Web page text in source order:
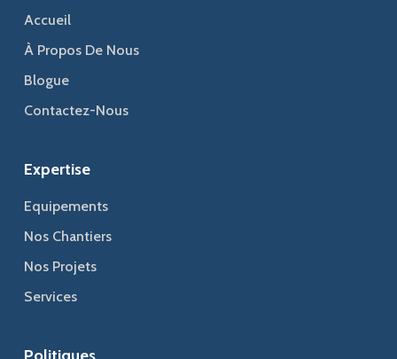
Accueil
À Propos De Nous
Blogue
Contactez-Nous
Expertise
Equipements
Nos Chantiers
Nos Projets
Services